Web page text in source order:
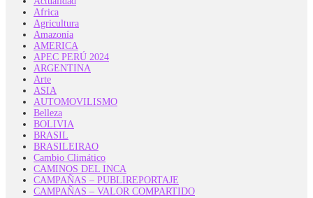
Africa
Agricultura
Amazonía
AMERICA
APEC PERÚ 2024
ARGENTINA
Arte
ASIA
AUTOMOVILISMO
Belleza
BOLIVIA
BRASIL
BRASILEIRAO
Cambio Climático
CAMINOS DEL INCA
CAMPAÑAS – PUBLIREPORTAJE
CAMPAÑAS – VALOR COMPARTIDO